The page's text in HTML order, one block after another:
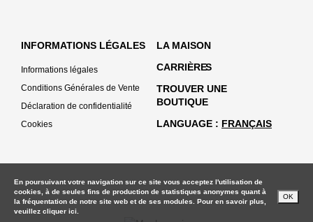
INFORMATIONS LÉGALES
Informations légales
Conditions Générales de Vente
Déclaration de confidentialité
Cookies
LA MAISON
CARRIÈRES
TROUVER UNE
BOUTIQUE
LANGUAGE
FRANÇAIS
En poursuivant votre navigation sur ce site vous acceptez l'utilisation de
cookies, à de seules fins de production de statistiques anonymes quant à
la fréquentation de notre site web et de ses modules. Pour en savoir plus,
veuillez cliquer ici.
OK